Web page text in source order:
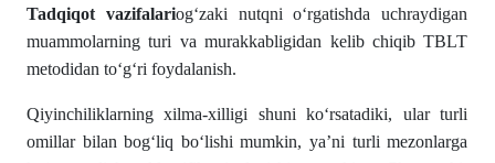
Tadqiqot vazifalariog‘zaki nutqni o‘rgatishda uchraydigan
muammolarning turi va murakkabligidan kelib chiqib TBLT
metodidan to‘g‘ri foydalanish.
Qiyinchiliklarning xilma-xilligi shuni ko‘rsatadiki, ular turli
omillar bilan bog‘liq bo‘lishi mumkin, ya’ni turli mezonlarga